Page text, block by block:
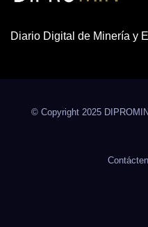
Diario Digital de Minería y
© Copyright 2025